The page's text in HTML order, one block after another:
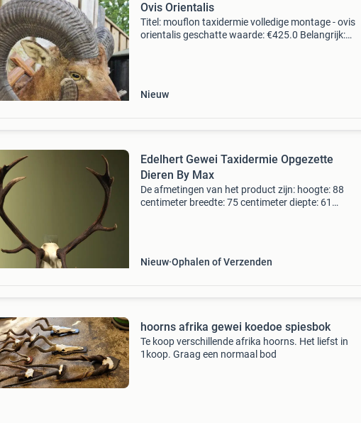
Ovis Orientalis
Titel: mouflon taxidermie volledige montage - ovis
orientalis geschatte waarde: €425.0 Belangrijk:
Nieuw
Edelhert Gewei Taxidermie Opgezette
Dieren By Max
De afmetingen van het product zijn: hoogte: 88
centimeter breedte: 75 centimeter diepte: 61
Nieuw Ophalen of Verzenden
hoorns afrika gewei koedoe spiesbok
Te koop verschillende afrika hoorns. Het liefst in
1koop. Graag een normaal bod